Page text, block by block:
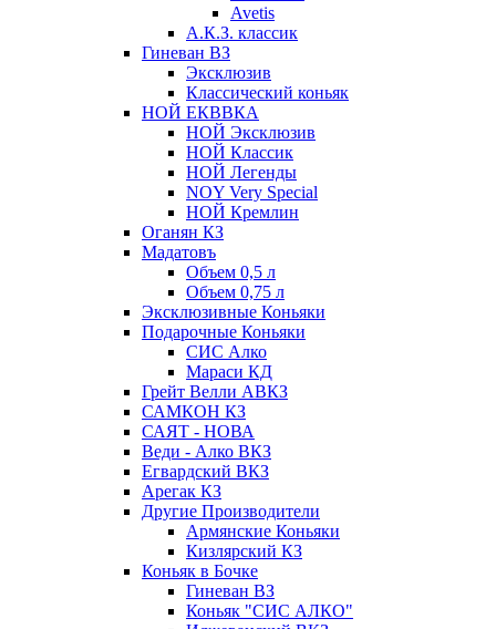
Avetis
А.К.З. классик
Гиневан ВЗ
Эксклюзив
Классический коньяк
НОЙ ЕКВВКА
НОЙ Эксклюзив
НОЙ Классик
НОЙ Легенды
NOY Very Speсial
НОЙ Кремлин
Оганян КЗ
Мадатовъ
Объем 0,5 л
Объем 0,75 л
Эксклюзивные Коньяки
Подарочные Коньяки
СИС Алко
Мараси КД
Грейт Велли АВКЗ
САМКОН КЗ
САЯТ - НОВА
Веди - Алко ВКЗ
Егвардский ВКЗ
Арегак КЗ
Другие Производители
Армянские Коньяки
Кизлярский КЗ
Коньяк в Бочке
Гиневан ВЗ
Коньяк "СИС АЛКО"